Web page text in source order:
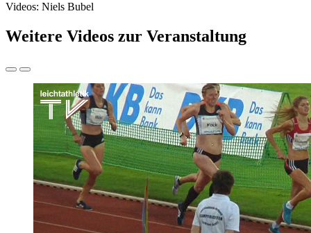
Videos: Niels Bubel
Weitere Videos zur Veranstaltung